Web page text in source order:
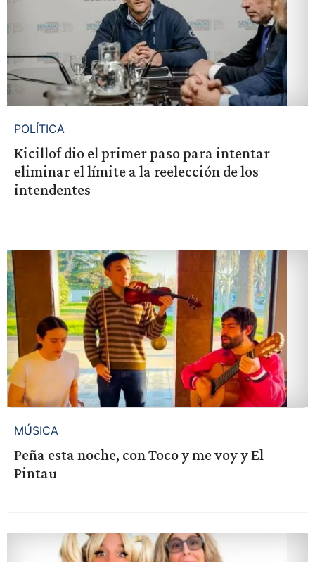
POLÍTICA
Kicillof dio el primer paso para intentar
eliminar el límite a la reelección de los
intendentes
MÚSICA
Peña esta noche, con Toco y me voy y El
Pintau